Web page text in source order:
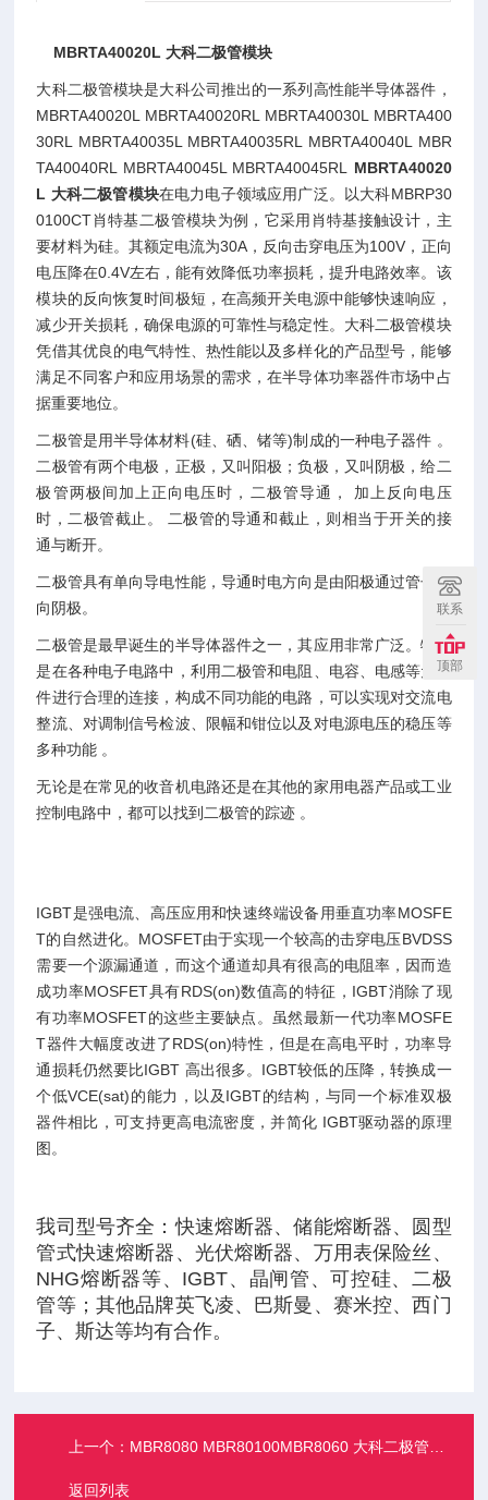
MBRTA40020L 大科二极管模块
大科二极管模块是大科公司推出的一系列高性能半导体器件，
MBRTA40020L MBRTA40020RL MBRTA40030L MBRTA400
30RL MBRTA40035L MBRTA40035RL MBRTA40040L MBR
TA40040RL MBRTA40045L MBRTA40045RL MBRTA40020
L 大科二极管模块在电力电子领域应用广泛。以大科MBRP30
0100CT肖特基二极管模块为例，它采用肖特基接触设计，主
要材料为硅。其额定电流为30A，反向击穿电压为100V，正向
电压降在0.4V左右，能有效降低功率损耗，提升电路效率。该
模块的反向恢复时间极短，在高频开关电源中能够快速响应，
减少开关损耗，确保电源的可靠性与稳定性。大科二极管模块
凭借其优良的电气特性、热性能以及多样化的产品型号，能够
满足不同客户和应用场景的需求，在半导体功率器件市场中占
据重要地位。
二极管是用半导体材料(硅、硒、锗等)制成的一种电子器件 。
二极管有两个电极，正极，又叫阳极；负极，又叫阴极，给二
极管两极间加上正向电压时，二极管导通， 加上反向电压
时，二极管截止。 二极管的导通和截止，则相当于开关的接
通与断开。
二极管具有单向导电性能，导通时电方向是由阳极通过管子流
向阴极。
二极管是最早诞生的半导体器件之一，其应用非常广泛。特别
是在各种电子电路中，利用二极管和电阻、电容、电感等元器
件进行合理的连接，构成不同功能的电路，可以实现对交流电
整流、对调制信号检波、限幅和钳位以及对电源电压的稳压等
多种功能 。
无论是在常见的收音机电路还是在其他的家用电器产品或工业
控制电路中，都可以找到二极管的踪迹 。
IGBT是强电流、高压应用和快速终端设备用垂直功率MOSFE
T的自然进化。MOSFET由于实现一个较高的击穿电压BVDSS
需要一个源漏通道，而这个通道却具有很高的电阻率，因而造
成功率MOSFET具有RDS(on)数值高的特征，IGBT消除了现
有功率MOSFET的这些主要缺点。虽然最新一代功率MOSFE
T器件大幅度改进了RDS(on)特性，但是在高电平时，功率导
通损耗仍然要比IGBT 高出很多。IGBT较低的压降，转换成一
个低VCE(sat)的能力，以及IGBT的结构，与同一个标准双极
器件相比，可支持更高电流密度，并简化 IGBT驱动器的原理
图。
我司型号齐全：快速熔断器、储能熔断器、圆型
管式快速熔断器、光伏熔断器、万用表保险丝、
NHG熔断器等、IGBT、晶闸管、可控硅、二极
管等；其他品牌英飞凌、巴斯曼、赛米控、西门
子、斯达等均有合作。
上一个： MBR8080 MBR80100MBR8060 大科二极管模块
返回列表
联系
顶部